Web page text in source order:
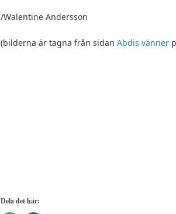
/Walentine Andersson
(bilderna är tagna från sidan Abdis vänner
Dela det här: